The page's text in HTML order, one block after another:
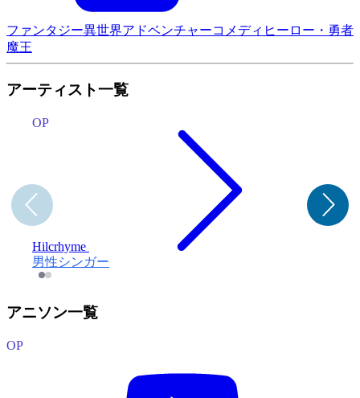
ファンタジー異世界アドベンチャーコメディ ヒーロー・勇者
魔王
アーティスト一覧
OP
Hilcrhyme
男性シンガー
アニソン一覧
OP